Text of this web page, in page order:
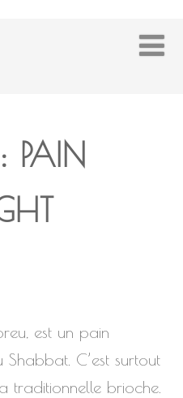
PAIN
est un pain
C’est surtout
traditionnelle brioche.